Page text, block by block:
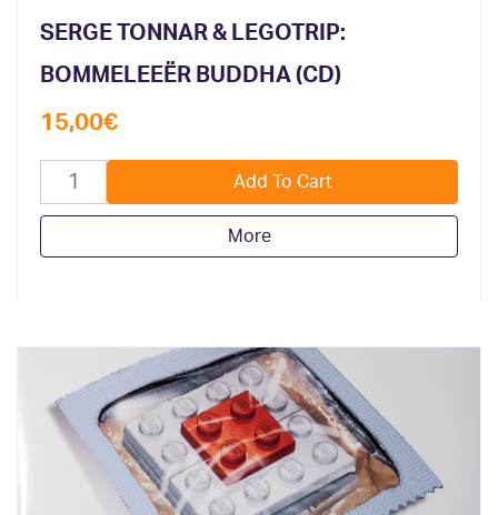
SERGE TONNAR & LEGOTRIP:
BOMMELEEËR BUDDHA (CD)
15,00€
More